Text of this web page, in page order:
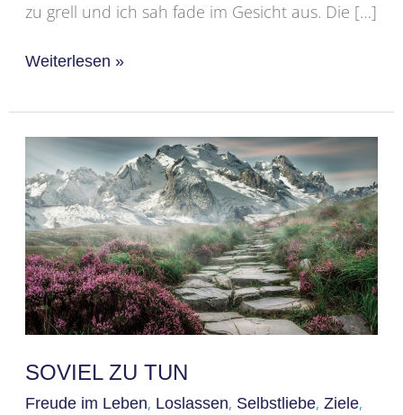
zu grell und ich sah fade im Gesicht aus. Die […]
Weiterlesen »
SOVIEL ZU TUN
Freude im Leben, Loslassen, Selbstliebe, Ziele,
Soviel
zu
tun